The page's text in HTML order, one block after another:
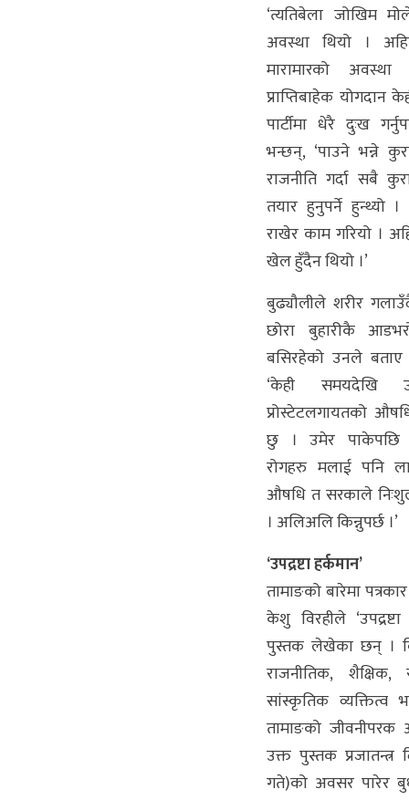
‘त्यतिबेला जोखिम
अवस्था थियो ।
मारामारको
प्राप्तिबाहेक योगदान
पार्टीमा धेरै दुःख
भन्छन्, ‘पाउने भन्ने
राजनीति गर्दा सबै
तयार हुनुपर्ने हुन्थ्यो
राखेर काम गरियो ।
खेल हुँदैन थियो ।’
बुढ्यौलीले शरीर
छोरा बुहारीकै
बसिरहेको उनले
‘केही समयदेखि
प्रोस्टेटलगायतको
छु । उमेर पाकेपछि
रोगहरु मलाई पनि
औषधि त सरकाले
। अलिअलि किन्नुपर्छ ।’
‘उपद्रष्टा हर्कमान’
तामाङको बारेमा
केशु विरहीले
पुस्तक लेखेका छन् ।
राजनीतिक,
सांस्कृतिक व्यक्तित्व
तामाङको जीवनीपरक
उक्त पुस्तक
गते)को अवसर पारेर